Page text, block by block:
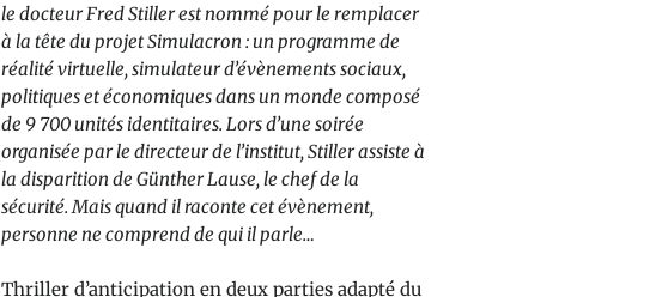
le docteur Fred Stiller est nommé pour le remplacer
à la tête du projet Simulacron : un programme de
réalité virtuelle, simulateur d’évènements sociaux,
politiques et économiques dans un monde composé
de 9 700 unités identitaires. Lors d’une soirée
organisée par le directeur de l’institut, Stiller assiste à
la disparition de Günther Lause, le chef de la
sécurité. Mais quand il raconte cet évènement,
personne ne comprend de qui il parle…
Thriller d’anticipation en deux parties adapté du